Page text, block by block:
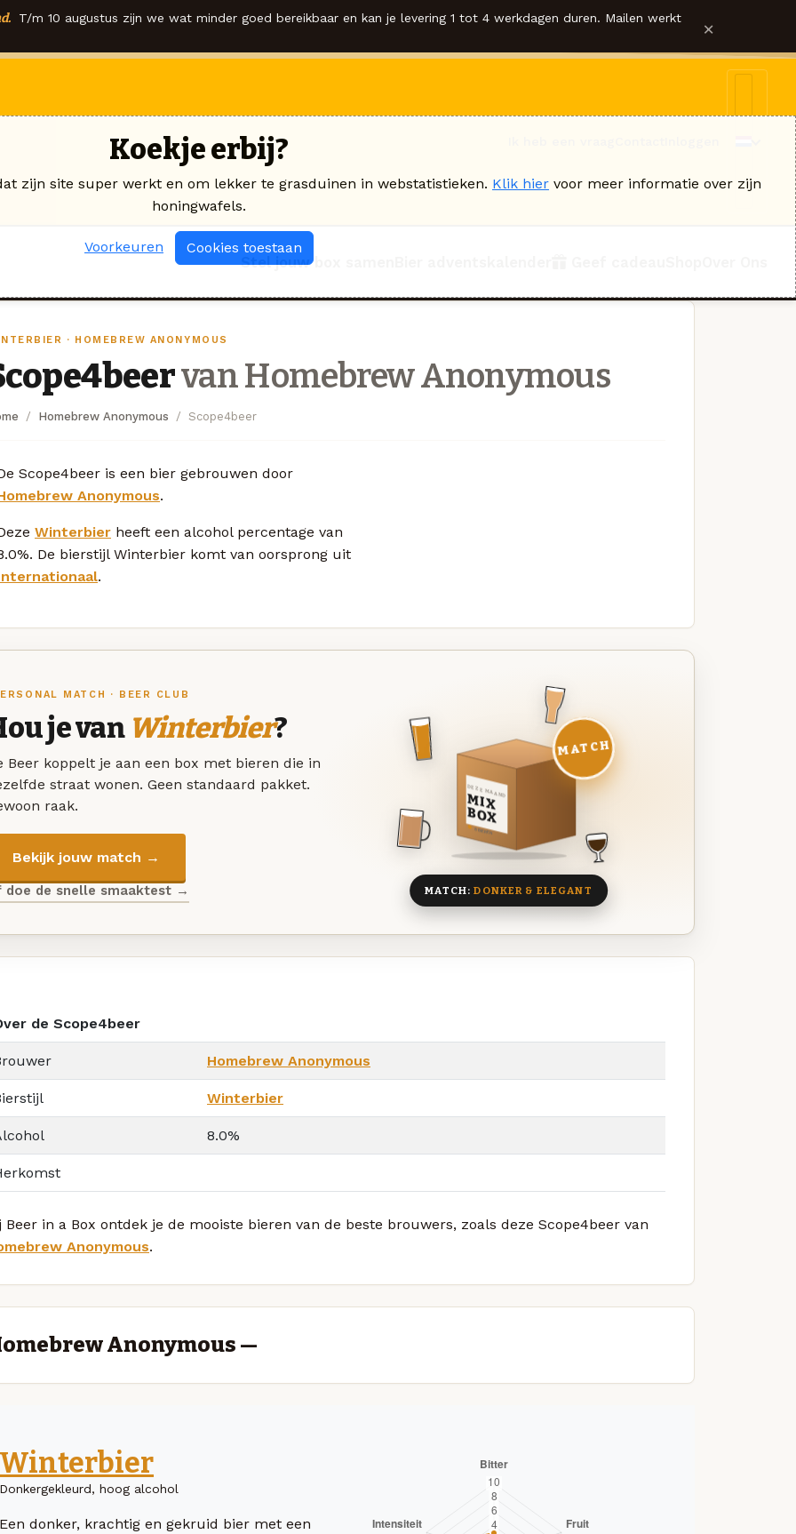
T/m 10 augustus zijn we wat minder goed bereikbaar en kan je levering 1 tot 4 werkdagen duren. Mailen werkt ×
Stel jouw box samen
· HOMEBREW ANONYMOUS
van Homebrew Anonymous
Homebrew Anonymous Scope4beer
Scope4beer is een bier gebrouwen door
Anonymous.
Winterbier heeft een alcohol percentage van
De bierstijl Winterbier komt van oorsprong uit
.
MATCH · BEER CLUB
je van Winterbier?
Beer koppelt je aan een box met bieren die in
straat wonen. Geen standaard pakket.
raak.
Bekijk jouw match →
doe de snelle smaaktest →
DEZE MAAND
MIX
BOX
8 BIEREN
MATCH
MATCH:DONKER & ELEGANT
de Scope4beer
Homebrew Anonymous
Winterbier
8.0%
Beer in a Box ontdek je de mooiste bieren van de beste brouwers, zoals deze Scope4beer van
Anonymous.
Anonymous —
Winterbier
Donkergekleurd, hoog alcohol
Een donker, krachtig en gekruid bier met een
Koekje erbij?
zijn site super werkt en om lekker te grasduinen in webstatistieken. Klik hier voor meer informatie over zijn
honingwafels.
Voorkeuren Cookies toestaan